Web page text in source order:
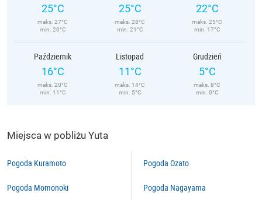
25°C
maks. 27°C
min. 20°C
25°C
maks. 28°C
min. 21°C
22°C
maks. 25°C
min. 17°C
Październik
16°C
maks. 20°C
min. 11°C
Listopad
11°C
maks. 14°C
min. 5°C
Grudzień
5°C
maks. 8°C
min. 0°C
Miejsca w pobliżu Yuta
Pogoda Kuramoto
Pogoda Momonoki
Pogoda Ozato
Pogoda Nagayama